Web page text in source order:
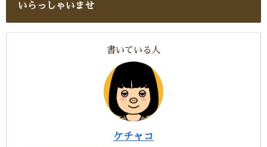
いらっしゃいませ
書いている人
ケチャコ